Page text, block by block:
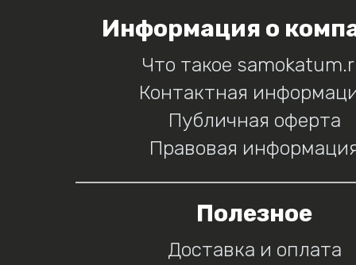
Информация о
Что такое
Контактная
Публичная оферта
Правовая
Полезное
Доставка и оплата